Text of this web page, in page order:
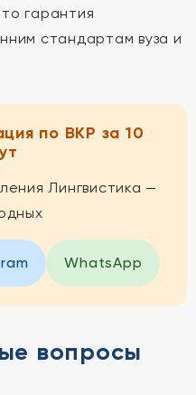
гарантия
стандартам вуза и
по ВКР за 10
Лингвистика —
WhatsApp
вопросы